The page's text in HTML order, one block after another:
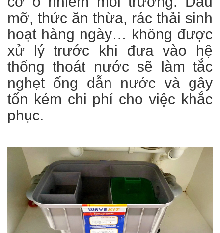
mỡ, thức ăn thừa, rác thải sinh
hoạt hàng ngày… không được
xử lý trước khi đưa vào hệ
thống thoát nước sẽ làm tắc
nghẹt ống dẫn nước và gây
tốn kém chi phí cho việc khắc
phục.